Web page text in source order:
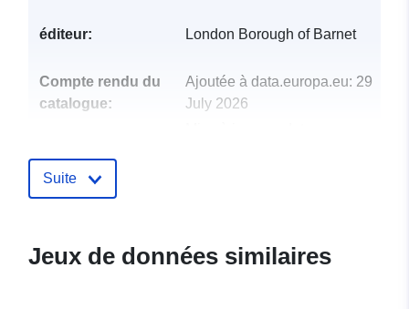
éditeur: London Borough of Barnet
Compte rendu du
catalogue:
Ajoutée à data.europa.eu: 29
July 2026
uriRef:
Suite
Jeux de données similaires